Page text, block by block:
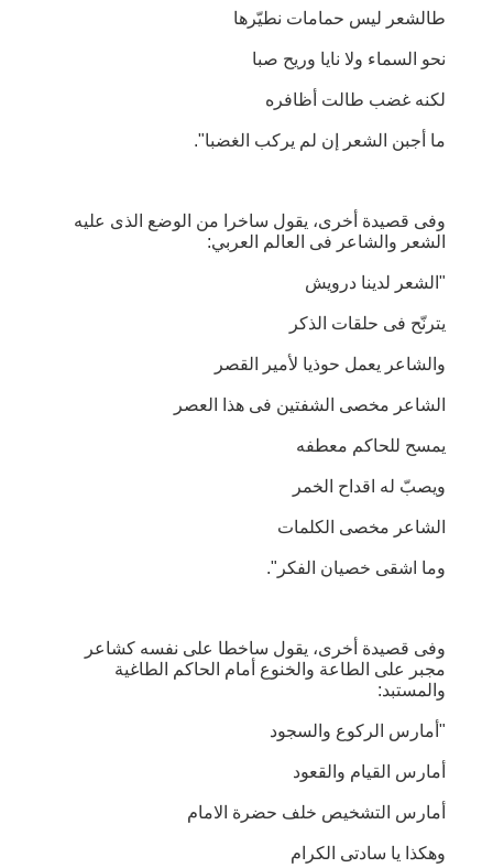
طالشعر ليس حمامات نطيّرها
نحو السماء ولا نايا وريح صبا
لكنه غضب طالت أظافره
ما أجبن الشعر إن لم يركب الغضبا".
وفى قصيدة أخرى، يقول ساخرا من الوضع الذى عليه
الشعر والشاعر فى العالم العربي:
"الشعر لدينا درويش
يترنّح فى حلقات الذكر
والشاعر يعمل حوذيا لأمير القصر
الشاعر مخصى الشفتين فى هذا العصر
يمسح للحاكم معطفه
ويصبّ له اقداح الخمر
الشاعر مخصى الكلمات
وما اشقى خصيان الفكر".
وفى قصيدة أخرى، يقول ساخطا على نفسه كشاعر
مجبر على الطاعة والخنوع أمام الحاكم الطاغية
والمستبد:
"أمارس الركوع والسجود
أمارس القيام والقعود
أمارس التشخيص خلف حضرة الامام
وهكذا يا سادتى الكرام